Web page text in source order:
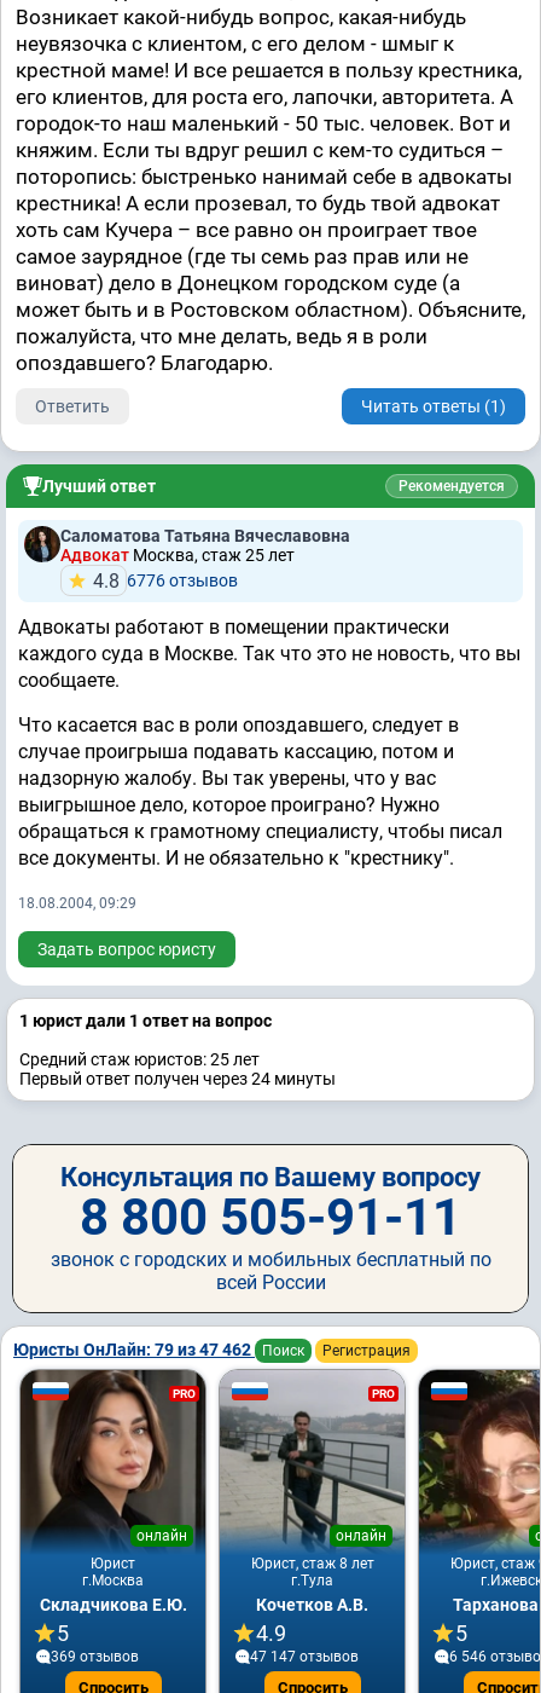
Возникает какой-нибудь вопрос, какая-нибудь
неувязочка с клиентом, с его делом - шмыг к
крестной маме! И все решается в пользу крестника,
его клиентов, для роста его, лапочки, авторитета. А
городок-то наш маленький - 50 тыс. человек. Вот и
княжим. Если ты вдруг решил с кем-то судиться –
поторопись: быстренько нанимай себе в адвокаты
крестника! А если прозевал, то будь твой адвокат
хоть сам Кучера – все равно он проиграет твое
самое заурядное (где ты семь раз прав или не
виноват) дело в Донецком городском суде (а
может быть и в Ростовском областном). Объясните,
пожалуйста, что мне делать, ведь я в роли
опоздавшего? Благодарю.
Ответить Читать ответы (1)
Лучший ответ Рекомендуется
Саломатова Татьяна Вячеславовна
Адвокат Москва, стаж 25 лет
4.8 6776 отзывов
Адвокаты работают в помещении практически
каждого суда в Москве. Так что это не новость, что вы
сообщаете.
Что касается вас в роли опоздавшего, следует в
случае проигрыша подавать кассацию, потом и
надзорную жалобу. Вы так уверены, что у вас
выигрышное дело, которое проиграно? Нужно
обращаться к грамотному специалисту, чтобы писал
все документы. И не обязательно к "крестнику".
18.08.2004, 09:29
Задать вопрос юристу
1 юрист дали 1 ответ на вопрос
Средний стаж юристов: 25 лет
Первый ответ получен через 24 минуты
Консультация по Вашему вопросу
8 800 505-91-11
звонок с городских и мобильных бесплатный по
всей России
Юристы ОнЛайн: 79 из 47 462 Поиск Регистрация
PRO
Юрист
онлайн
г.Москва
Складчикова Е.Ю.
5
369 отзывов
Спросить
PRO
Юрист, стаж 8 лет
онлайн
г.Тула
Кочетков А.В.
4.9
47 147 отзывов
Спросить
Юрист, стаж
г.Ижевск
5
6 546